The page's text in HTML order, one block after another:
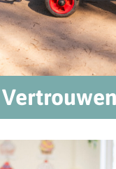
Vertrouwen